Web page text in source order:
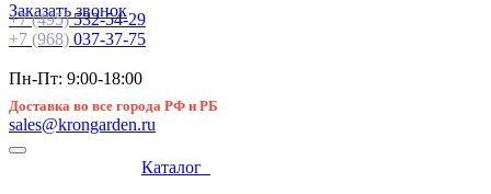
Заказать звонок
+7 (495)532-54-29
+7 (968) 037-37-75
Пн-Пт: 9:00-18:00
Доставка во все города РФ и РБ
sales@krongarden.ru
Каталог